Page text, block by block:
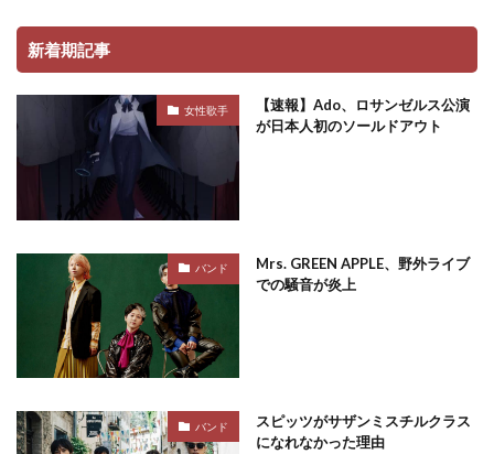
新着期記事
女性歌手
【速報】Ado、ロサンゼルス公演
が日本人初のソールドアウト
バンド
Mrs. GREEN APPLE、野外ライブ
での騒音が炎上
バンド
スピッツがサザンミスチルクラス
になれなかった理由